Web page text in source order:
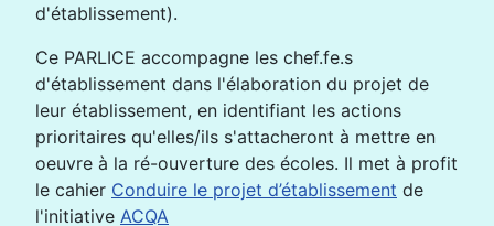
d'établissement).
Ce PARLICE accompagne les chef.fe.s
d'établissement dans l'élaboration du projet de
leur établissement, en identifiant les actions
prioritaires qu'elles/ils s'attacheront à mettre en
oeuvre à la ré-ouverture des écoles. Il met à profit
le cahier Conduire le projet d’établissement de
l'initiative ACQA